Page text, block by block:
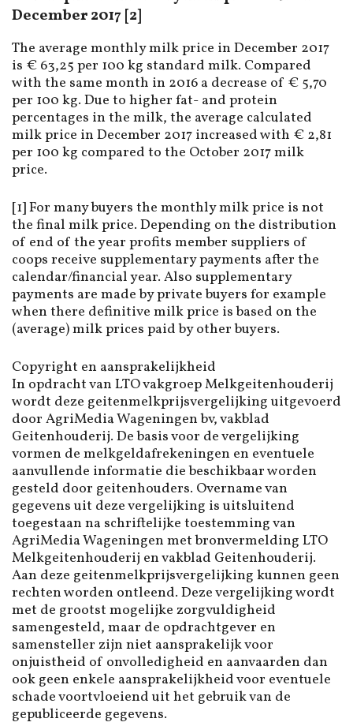
December 2017 [2]
The average monthly milk price in December 2017
is € 63,25 per 100 kg standard milk. Compared
with the same month in 2016 a decrease of € 5,70
per 100 kg. Due to higher fat- and protein
percentages in the milk, the average calculated
milk price in December 2017 increased with € 2,81
per 100 kg compared to the October 2017 milk
price.
[1] For many buyers the monthly milk price is not
the final milk price. Depending on the distribution
of end of the year profits member suppliers of
coops receive supplementary payments after the
calendar/financial year. Also supplementary
payments are made by private buyers for example
when there definitive milk price is based on the
(average) milk prices paid by other buyers.
Copyright en aansprakelijkheid
In opdracht van LTO vakgroep Melkgeitenhouderij
wordt deze geitenmelkprijsvergelijking uitgevoerd
door AgriMedia Wageningen bv, vakblad
Geitenhouderij. De basis voor de vergelijking
vormen de melkgeldafrekeningen en eventuele
aanvullende informatie die beschikbaar worden
gesteld door geitenhouders. Overname van
gegevens uit deze vergelijking is uitsluitend
toegestaan na schriftelijke toestemming van
AgriMedia Wageningen met bronvermelding LTO
Melkgeitenhouderij en vakblad Geitenhouderij.
Aan deze geitenmelkprijsvergelijking kunnen geen
rechten worden ontleend. Deze vergelijking wordt
met de grootst mogelijke zorgvuldigheid
samengesteld, maar de opdrachtgever en
samensteller zijn niet aansprakelijk voor
onjuistheid of onvolledigheid en aanvaarden dan
ook geen enkele aansprakelijkheid voor eventuele
schade voortvloeiend uit het gebruik van de
gepubliceerde gegevens.